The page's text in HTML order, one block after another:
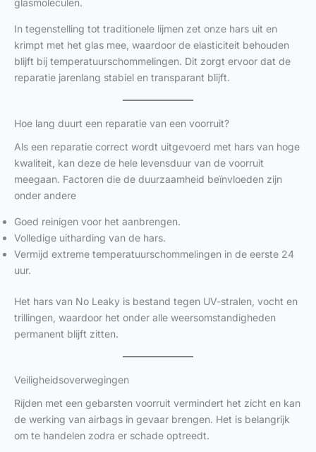
glasmoleculen.
In tegenstelling tot traditionele lijmen zet onze hars uit en
krimpt met het glas mee, waardoor de elasticiteit behouden
blijft bij temperatuurschommelingen. Dit zorgt ervoor dat de
reparatie jarenlang stabiel en transparant blijft.
Hoe lang duurt een reparatie van een voorruit?
Als een reparatie correct wordt uitgevoerd met hars van hoge
kwaliteit, kan deze de hele levensduur van de voorruit
meegaan. Factoren die de duurzaamheid beïnvloeden zijn
onder andere
Goed reinigen voor het aanbrengen.
Volledige uitharding van de hars.
Vermijd extreme temperatuurschommelingen in de eerste 24
uur.
Het hars van No Leaky is bestand tegen UV-stralen, vocht en
trillingen, waardoor het onder alle weersomstandigheden
permanent blijft zitten.
Veiligheidsoverwegingen
Rijden met een gebarsten voorruit vermindert het zicht en kan
de werking van airbags in gevaar brengen. Het is belangrijk
om te handelen zodra er schade optreedt.